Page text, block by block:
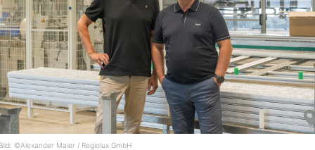
©Alexander Maier / Regiolux GmbH